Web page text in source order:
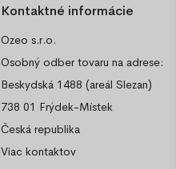
Kontaktné informácie
Ozeo s.r.o.
Osobný odber tovaru na adrese:
Beskydská 1488 (areál Slezan)
738 01 Frýdek-Místek
Česká republika
Viac kontaktov